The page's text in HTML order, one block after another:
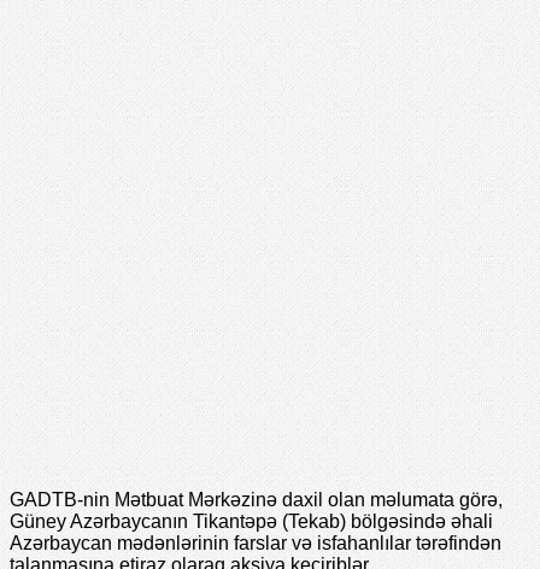
GADTB-nin Mətbuat Mərkəzinə daxil olan məlumata görə,
Güney Azərbaycanın Tikantəpə (Tekab) bölgəsində əhali
Azərbaycan mədənlərinin farslar və isfahanlılar tərəfindən
talanmasına etiraz olaraq aksiya keçiriblər.